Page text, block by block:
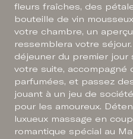
fleurs fraîches, des
bouteille de vin
votre chambre, un
ressemblera votre
déjeuner du premier jour
votre suite, accompagné
parfumées, et passez
jouant à un jeu de
pour les amoureux.
luxueux massage en
romantique spécial au